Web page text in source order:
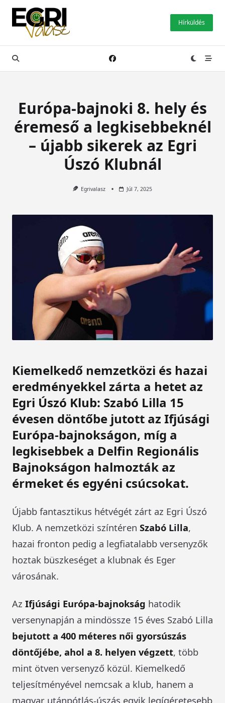
Skip
content
Hírküldés
Európa-bajnoki 8. hely és
éremeső a legkisebbeknél
– újabb sikerek az Egri
Úszó Klubnál
Egrivalasz Júl 7, 2025
Kiemelkedő nemzetközi és hazai
eredményekkel zárta a hetet az
Egri Úszó Klub: Szabó Lilla 15
évesen döntőbe jutott az Ifjúsági
Európa-bajnokságon, míg a
legkisebbek a Delfin Regionális
Bajnokságon halmozták az
érmeket és egyéni csúcsokat.
Újabb fantasztikus hétvégét zárt az Egri Úszó
Klub. A nemzetközi színtéren Szabó Lilla,
hazai fronton pedig a legfiatalabb versenyzők
hoztak büszkeséget a klubnak és Eger
városának.
Az Ifjúsági Európa-bajnokság hatodik
versenynapján a mindössze 15 éves Szabó Lilla
bejutott a 400 méteres női gyorsúszás
döntőjébe, ahol a 8. helyen végzett, több
mint ötven versenyző közül. Kiemelkedő
teljesítményével nemcsak a klub, hanem a
magyar utánpótlás-úszás egyik legígéretesebb